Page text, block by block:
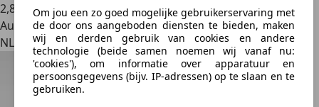
Om jou een zo goed mogelijke gebruikerservaring met
de door ons aangeboden diensten te bieden, maken
wij en derden gebruik van cookies en andere
technologie (beide samen noemen wij vanaf nu:
'cookies'), om informatie over apparatuur en
persoonsgegevens (bijv. IP-adressen) op te slaan en te
gebruiken.
2,8
Autobedrijf
NL 2132 PZ